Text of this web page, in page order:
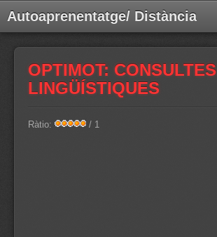
Autoaprenentatge/ Distància
OPTIMOT: CONSULTES
LINGÜÍSTIQUES
Ràtio: / 1